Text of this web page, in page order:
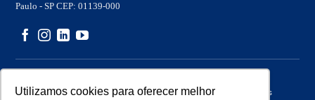
Utilizamos cookies para oferecer melhor
Paulo - SP CEP: 01139-000
Copyright 2026 © – Assisnet Soluções – Todos os direitos